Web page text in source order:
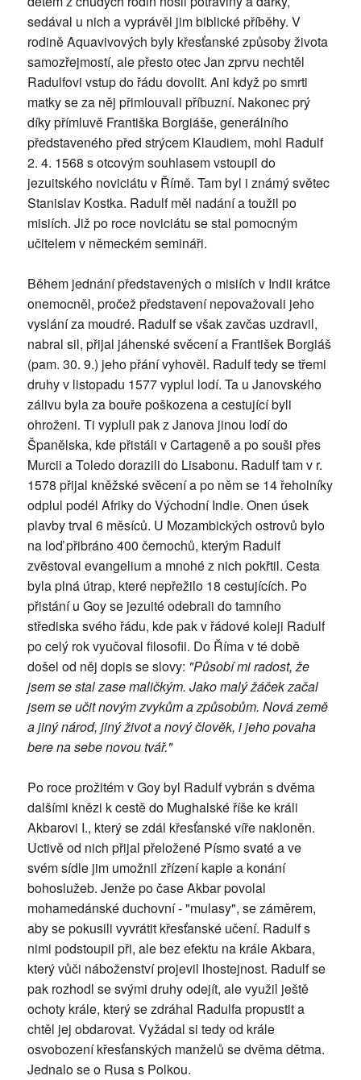
sedával u nich a vyprávěl jim biblické příběhy. V
rodině Aquavivových byly křesťanské způsoby života
samozřejmostí, ale přesto otec Jan zprvu nechtěl
Radulfovi vstup do řádu dovolit. Ani když po smrti
matky se za něj přimlouvali příbuzní. Nakonec prý
díky přímluvě Františka Borgiáše, generálního
představeného před strýcem Klaudiem, mohl Radulf
2. 4. 1568 s otcovým souhlasem vstoupil do
jezuitského noviciátu v Římě. Tam byl i známý světec
Stanislav Kostka. Radulf měl nadání a toužil po
misiích. Již po roce noviciátu se stal pomocným
učitelem v německém semináři.
Během jednání představených o misiích v Indii krátce
onemocněl, pročež představení nepovažovali jeho
vyslání za moudré. Radulf se však zavčas uzdravil,
nabral sil, přijal jáhenské svěcení a František Borgiáš
(pam. 30. 9.) jeho přání vyhověl. Radulf tedy se třemi
druhy v listopadu 1577 vyplul lodí. Ta u Janovského
zálivu byla za bouře poškozena a cestující byli
ohroženi. Ti vypluli pak z Janova jinou lodí do
Španělska, kde přistáli v Cartageně a po souši přes
Murcii a Toledo dorazili do Lisabonu. Radulf tam v r.
1578 přijal kněžské svěcení a po něm se 14 řeholníky
odplul podél Afriky do Východní Indie. Onen úsek
plavby trval 6 měsíců. U Mozambických ostrovů bylo
na loď přibráno 400 černochů, kterým Radulf
zvěstoval evangelium a mnohé z nich pokřtil. Cesta
byla plná útrap, které nepřežilo 18 cestujících. Po
přistání u Goy se jezuité odebrali do tamního
střediska svého řádu, kde pak v řádové koleji Radulf
po celý rok vyučoval filosofii. Do Říma v té době
došel od něj dopis se slovy: "Působí mi radost, že
jsem se stal zase maličkým. Jako malý žáček začal
jsem se učit novým zvykům a způsobům. Nová země
a jiný národ, jiný život a nový člověk, i jeho povaha
bere na sebe novou tvář."
Po roce prožitém v Goy byl Radulf vybrán s dvěma
dalšími knězi k cestě do Mughalské říše ke králi
Akbarovi I., který se zdál křesťanské víře nakloněn.
Uctivě od nich přijal přeložené Písmo svaté a ve
svém sídle jim umožnil zřízení kaple a konání
bohoslužeb. Jenže po čase Akbar povolal
mohamedánské duchovní - "mulasy", se záměrem,
aby se pokusili vyvrátit křesťanské učení. Radulf s
nimi podstoupil při, ale bez efektu na krále Akbara,
který vůči náboženství projevil lhostejnost. Radulf se
pak rozhodl se svými druhy odejít, ale využil ještě
ochoty krále, který se zdráhal Radulfa propustit a
chtěl jej obdarovat. Vyžádal si tedy od krále
osvobození křesťanských manželů se dvěma dětma.
Jednalo se o Rusa s Polkou.